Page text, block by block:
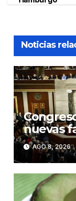
Noticias
nuevas
imponer
AGO 8, 2026